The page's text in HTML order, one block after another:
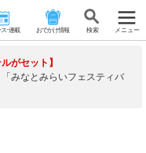
･連載 おでかけ情報 検 索 メニュー
がセット】
みなとみらいフェスティバ